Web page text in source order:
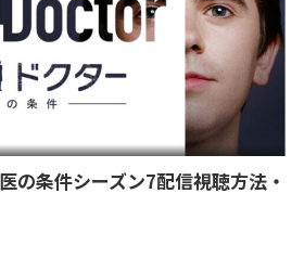
の条件シーズン7配信視聴方法・